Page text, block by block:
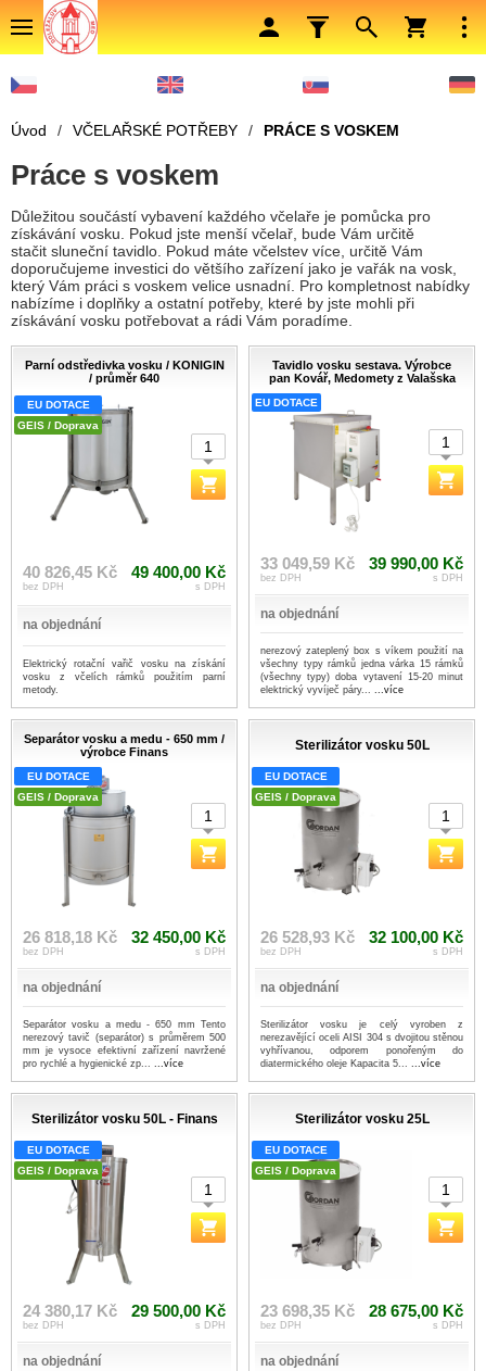
Úvod / VČELAŘSKÉ POTŘEBY / PRÁCE S VOSKEM
Práce s voskem
Důležitou součástí vybavení každého včelaře je pomůcka pro
získávání vosku. Pokud jste menší včelař, bude Vám určitě
stačit sluneční tavidlo. Pokud máte včelstev více, určitě Vám
doporučujeme investici do většího zařízení jako je vařák na vosk,
který Vám práci s voskem velice usnadní. Pro kompletnost nabídky
nabízíme i doplňky a ostatní potřeby, které by jste mohli při
získávání vosku potřebovat a rádi Vám poradíme.
Parní odstředivka vosku / KONIGIN
/ průměr 640
EU DOTACE
GEIS / Doprava
40 826,45 Kč
bez DPH
49 400,00 Kč
s DPH
na objednání
Elektrický rotační vařič vosku na získání
vosku z včelích rámků použitím parní
metody.
Tavidlo vosku sestava. Výrobce
pan Kovář, Medomety z Valašska
EU DOTACE
33 049,59 Kč
bez DPH
39 990,00 Kč
s DPH
na objednání
nerezový zateplený box s víkem použití na
všechny typy rámků jedna várka 15 rámků
(všechny typy) doba vytavení 15-20 minut
elektrický vyvíječ páry... ...více
Separátor vosku a medu - 650 mm /
výrobce Finans
EU DOTACE
GEIS / Doprava
26 818,18 Kč
bez DPH
32 450,00 Kč
s DPH
na objednání
Separátor vosku a medu - 650 mm Tento
nerezový tavič (separátor) s průměrem 500
mm je vysoce efektivní zařízení navržené
pro rychlé a hygienické zp... ...více
Sterilizátor vosku 50L
EU DOTACE
GEIS / Doprava
26 528,93 Kč
bez DPH
32 100,00 Kč
s DPH
na objednání
Sterilizátor vosku je celý vyroben z
nerezavějící oceli AISI 304 s dvojitou stěnou
vyhřívanou, odporem ponořeným do
diatermického oleje Kapacita 5... ...více
Sterilizátor vosku 50L - Finans
EU DOTACE
GEIS / Doprava
24 380,17 Kč
bez DPH
29 500,00 Kč
s DPH
na objednání
Sterilizátor vosku 25L
EU DOTACE
GEIS / Doprava
23 698,35 Kč
bez DPH
28 675,00 Kč
s DPH
na objednání